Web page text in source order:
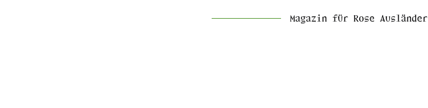
Magazin für Rose Ausländer